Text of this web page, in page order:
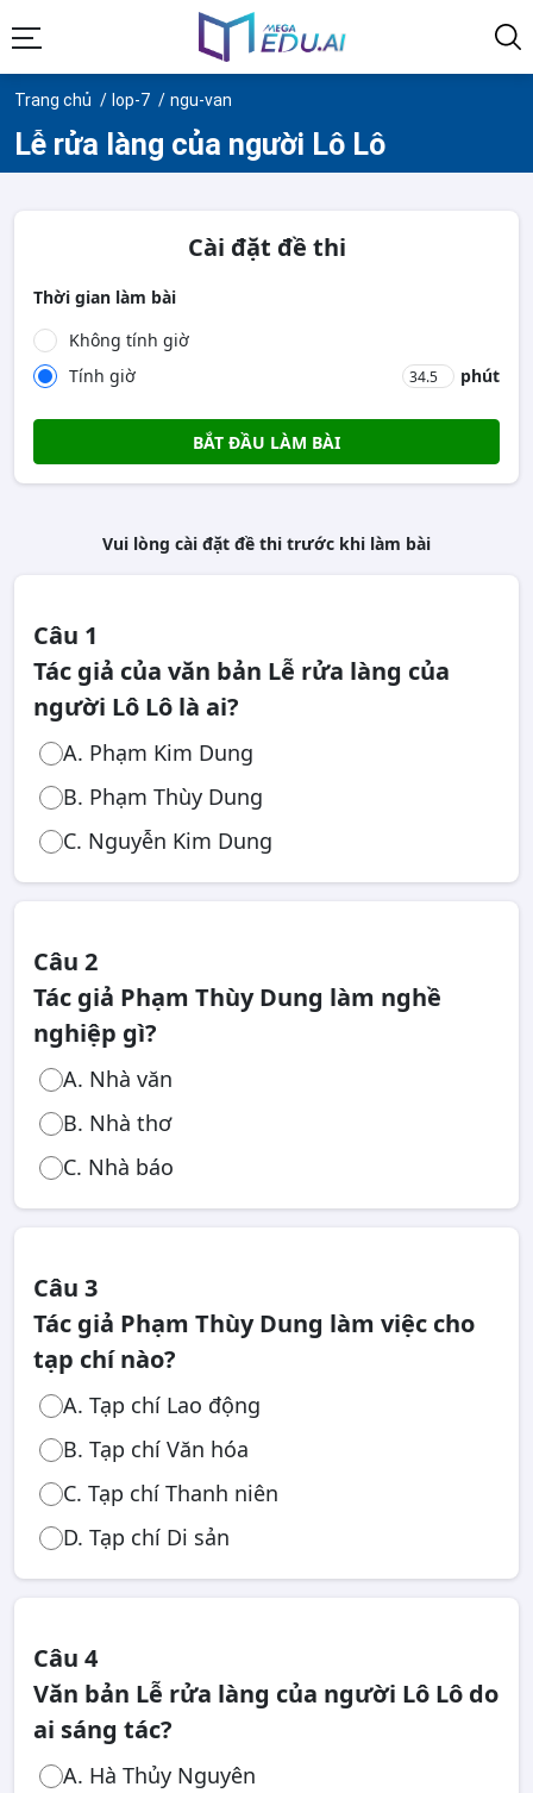
Trang chủ lop-7 ngu-van
Lễ rửa làng của người Lô Lô
Cài đặt đề thi
Thời gian làm bài
Không tính giờ
Tính giờ
phút
BẮT ĐẦU LÀM BÀI
Vui lòng cài đặt đề thi trước khi làm bài
Câu 1
Tác giả của văn bản Lễ rửa làng của
người Lô Lô là ai?
A. Phạm Kim Dung
B. Phạm Thùy Dung
C. Nguyễn Kim Dung
Câu 2
Tác giả Phạm Thùy Dung làm nghề
nghiệp gì?
A. Nhà văn
B. Nhà thơ
C. Nhà báo
Câu 3
Tác giả Phạm Thùy Dung làm việc cho
tạp chí nào?
A. Tạp chí Lao động
B. Tạp chí Văn hóa
C. Tạp chí Thanh niên
D. Tạp chí Di sản
Câu 4
Văn bản Lễ rửa làng của người Lô Lô do
ai sáng tác?
A. Hà Thủy Nguyên